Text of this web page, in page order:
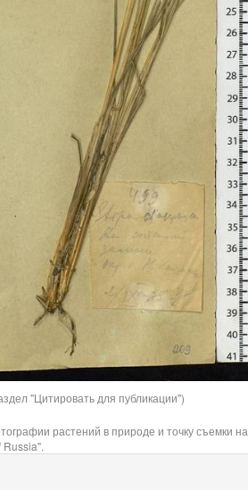
"Цитировать для публикации")
растений в природе и точку съемки на
Russia".